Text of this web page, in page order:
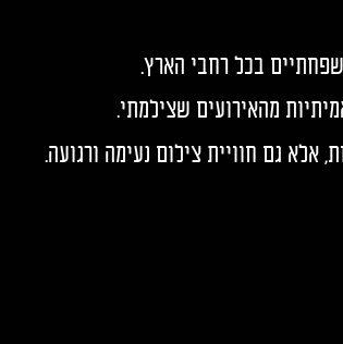
בכל רחבי הארץ.
מהאירועים שצילמתי.
גם חוויית צילום נעימה ורגועה.